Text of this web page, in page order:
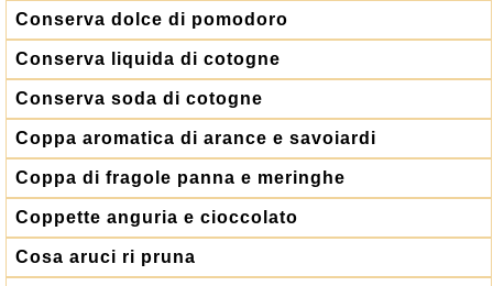
Conserva dolce di pomodoro
Conserva liquida di cotogne
Conserva soda di cotogne
Coppa aromatica di arance e savoiardi
Coppa di fragole panna e meringhe
Coppette anguria e cioccolato
Cosa aruci ri pruna